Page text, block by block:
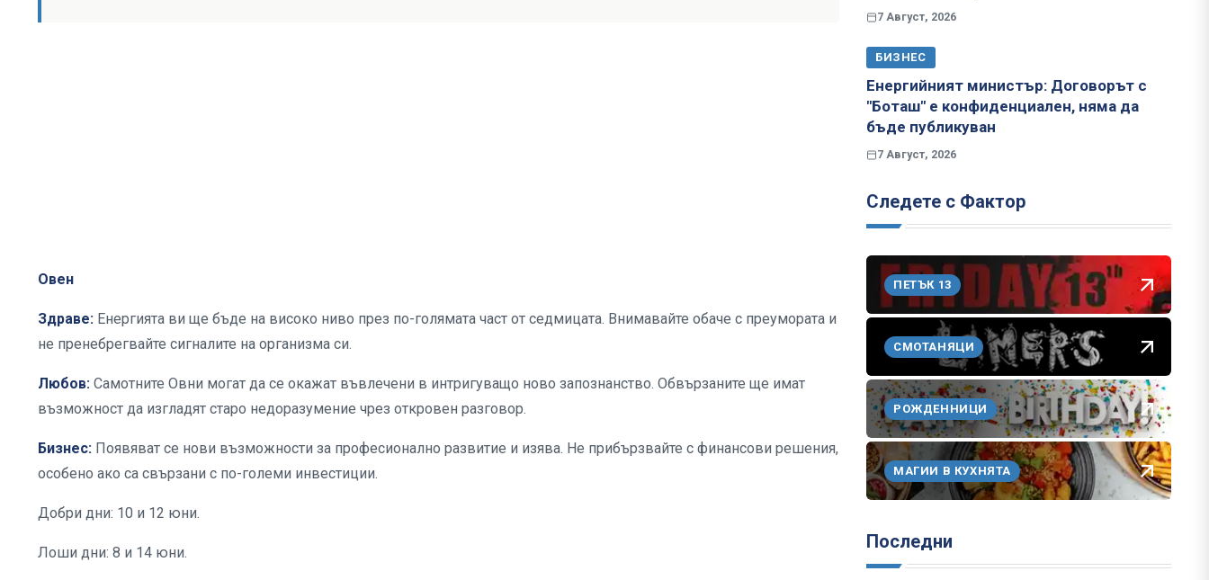
Овен
Здраве: Енергията ви ще бъде на високо ниво през по-голямата част от седмицата. Внимавайте обаче с преумората и
не пренебрегвайте сигналите на организма си.
Любов: Самотните Овни могат да се окажат въвлечени в интригуващо ново запознанство. Обвързаните ще имат
възможност да изгладят старо недоразумение чрез откровен разговор.
Бизнес: Появяват се нови възможности за професионално развитие и изява. Не прибързвайте с финансови решения,
особено ако са свързани с по-големи инвестиции.
Добри дни: 10 и 12 юни.
Лоши дни: 8 и 14 юни.
7 Август, 2026
БИЗНЕС
Енергийният министър: Договорът с
"Боташ" е конфиденциален, няма да
бъде публикуван
7 Август, 2026
Следете с Фактор
ПЕТЪК 13
СМОТАНЯЦИ
РОЖДЕННИЦИ
МАГИИ В КУХНЯТА
Последни